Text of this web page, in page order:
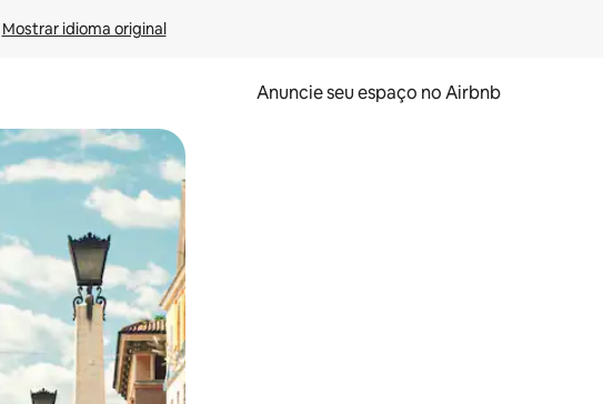
Mostrar idioma original
Anuncie seu espaço no Airbnb